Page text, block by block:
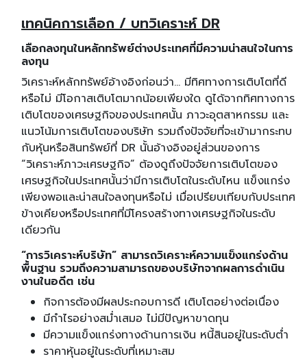
เทคนิคการเลือก / บทวิเคราะห์ DR
เลือกลงทุนในหลักทรัพย์ต่างประเทศที่มีความน่าสนใจในการ
ลงทุน
วิเคราะห์หลักทรัพย์อ้างอิงก่อนว่า... มีทิศทางการเติบโตที่ดี
หรือไม่ มีโอกาสเติบโตมากน้อยเพียงใด ดูได้จากทิศทางการ
เติบโตของเศรษฐกิจของประเทศนั้น ภาวะอุตสาหกรรม และ
แนวโน้มการเติบโตของบริษัท รวมถึงปัจจัยที่จะเข้ามากระทบ
กับหุ้นหรือสินทรัพย์ที่ DR นั้นอ้างอิงอยู่ส่วนของการ
“วิเคราะห์ภาวะเศรษฐกิจ” ต้องดูถึงปัจจัยการเติบโตของ
เศรษฐกิจในประเทศนั้นว่ามีการเติบโตในระดับไหน แข็งแกร่ง
เพียงพอและน่าสนใจลงทุนหรือไม่ เมื่อเปรียบเทียบกับประเทศ
ข้างเคียงหรือประเทศที่มีโครงสร้างทางเศรษฐกิจในระดับ
เดียวกัน
“การวิเคราะห์บริษัท” สามารถวิเคราะห์ความแข็งแกร่งด้าน
พื้นฐาน รวมถึงความสามารถของบริษัทจากผลการดำเนิน
งานในอดีต เช่น
กิจการต้องมีผลประกอบการดี เติบโตอย่างต่อเนื่อง
มีกำไรอย่างสม่ำเสมอ ไม่มีปัญหาขาดทุน
มีความแข็งแกร่งทางด้านการเงิน หนี้สินอยู่ในระดับต่ำ
ราคาหุ้นอยู่ในระดับที่เหมาะสม